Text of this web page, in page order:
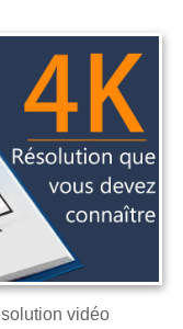
vidéo